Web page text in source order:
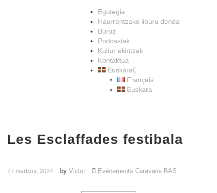
Egutegia
Haurrentzako liburu denda
Buruz
Podcastak
Kultur ekintzak
Kontaktua
Euskara
Français
Euskara
Les Esclaffades festibala
27 martxoa, 2024 by Victor Évènements Caravane BAS